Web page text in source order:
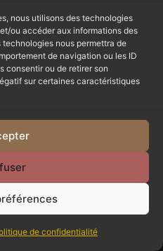
nous utilisons des technologies
ou accéder aux informations des
nous permettra de
de navigation ou les ID
consentir ou de retirer son
sur certaines caractéristiques
de confidentialité